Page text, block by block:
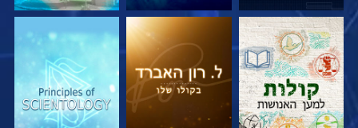
בדוק את הסדרה בדוק את הסדרה בדוק את הסדרה